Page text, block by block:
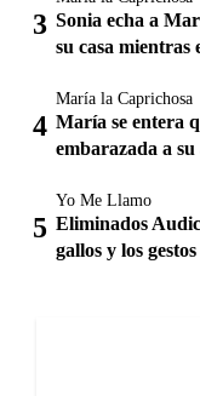
Sonia echa a
su casa mientras
María la Caprichosa
María se entera
embarazada a
Yo Me Llamo
Eliminados
gallos y los